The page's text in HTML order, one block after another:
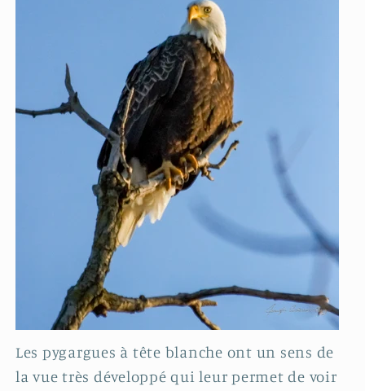
Les pygargues à tête blanche ont un sens de
la vue très développé qui leur permet de voir